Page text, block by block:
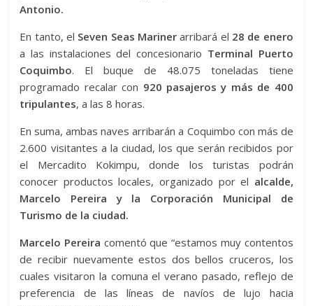
Antonio.
En tanto, el Seven Seas Mariner arribará el 28 de enero
a las instalaciones del concesionario Terminal Puerto
Coquimbo. El buque de 48.075 toneladas tiene
programado recalar con 920 pasajeros y más de 400
tripulantes, a las 8 horas.
En suma, ambas naves arribarán a Coquimbo con más de
2.600 visitantes a la ciudad, los que serán recibidos por
el Mercadito Kokimpu, donde los turistas podrán
conocer productos locales, organizado por el alcalde,
Marcelo Pereira y la Corporación Municipal de
Turismo de la ciudad.
Marcelo Pereira comentó que “estamos muy contentos
de recibir nuevamente estos dos bellos cruceros, los
cuales visitaron la comuna el verano pasado, reflejo de
preferencia de las líneas de navíos de lujo hacia